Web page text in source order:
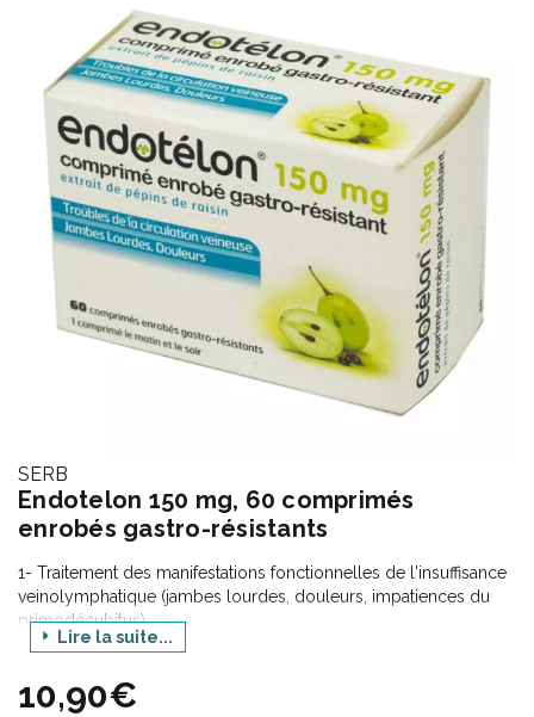
SERB
Endotelon 150 mg, 60 comprimés
enrobés gastro-résistants
1- Traitement des manifestations fonctionnelles de l'insuffisance
veinolymphatique (jambes lourdes, douleurs, impatiences du
primodécubitus).
2- Traitement du lymphoedème du membre supérieur après
traitement radiochirurgical du cancer du sein : - en complément
des méthodes physiques et surtout de la contention élastique
Lire la suite...
10,90€